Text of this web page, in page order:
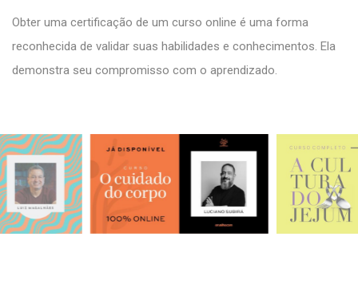
Obter uma certificação de um curso online é uma forma
reconhecida de validar suas habilidades e conhecimentos. Ela
demonstra seu compromisso com o aprendizado.